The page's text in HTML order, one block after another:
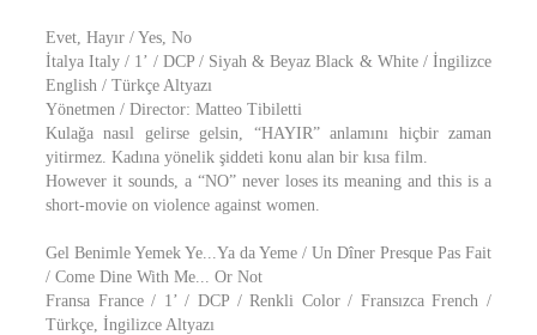
Evet, Hayır / Yes, No
İtalya Italy / 1’ / DCP / Siyah & Beyaz Black & White / İngilizce
English / Türkçe Altyazı
Yönetmen / Director: Matteo Tibiletti
Kulağa nasıl gelirse gelsin, “HAYIR” anlamını hiçbir zaman
yitirmez. Kadına yönelik şiddeti konu alan bir kısa film.
However it sounds, a “NO” never loses its meaning and this is a
short-movie on violence against women.
Gel Benimle Yemek Ye...Ya da Yeme / Un Dîner Presque Pas Fait
/ Come Dine With Me... Or Not
Fransa France / 1’ / DCP / Renkli Color / Fransızca French /
Türkçe, İngilizce Altyazı